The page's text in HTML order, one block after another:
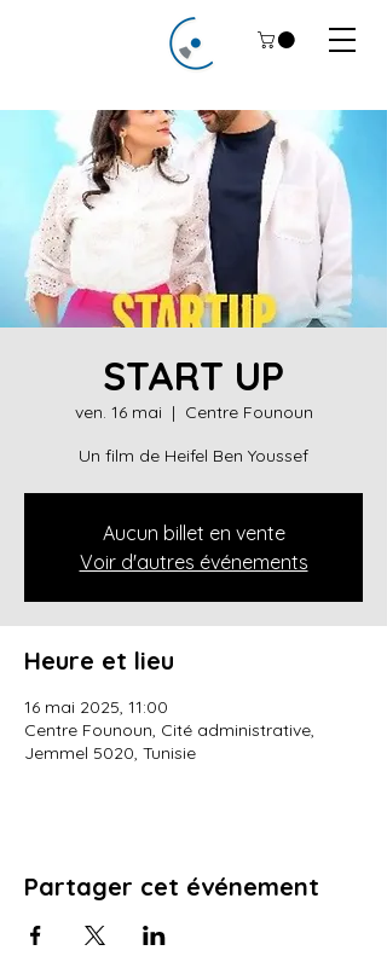
START UP
ven. 16 mai
  |
Centre Founoun
Un film de Heifel Ben Youssef
Aucun billet en vente
Voir d'autres événements
Heure et lieu
16 mai 2025, 11:00
Centre Founoun, Cité administrative,
Jemmel 5020, Tunisie
Partager cet événement